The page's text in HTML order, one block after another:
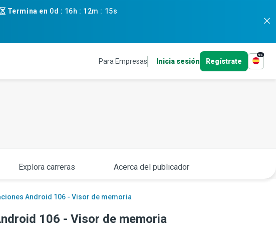
Termina en 0d : 16h : 12m : 14s
Para Empresas Inicia sesión Regístrate
es
Explora carreras Acerca del publicador
Android 106 - Visor de memoria
106 - Visor de memoria